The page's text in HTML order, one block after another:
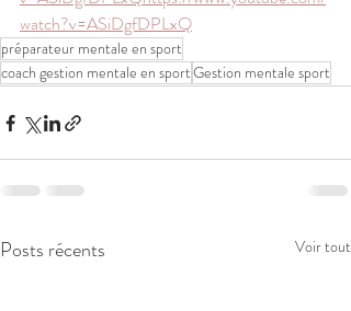
watch?v=ASiDgfDPLxQ
préparateur mentale en sport
coach gestion mentale en sportGestion mentale sport
Posts récents Voir tout